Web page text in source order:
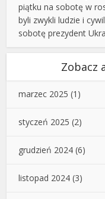
piątku na sobotę w
byli zwykli ludzie i
sobotę prezydent
Zobacz
marzec 2025 (1)
styczeń 2025 (2)
grudzień 2024 (6)
listopad 2024 (3)